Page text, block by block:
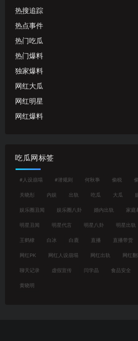
热搜追踪
热点事件
热门吃瓜
热门爆料
独家爆料
网红大瓜
网红明星
网红爆料
吃瓜网标签
#人设崩塌 #潜规则 何秋亊 偷税
关晓彤 内娱 出轨 吃瓜 大瓜
娱乐圈丑闻 娱乐圈八卦 婚内出轨 家庭
明星丑闻 明星代言 明星八卦 明星出轨
王鹤棣 白冰 白鹿 直播 直播带货
网红PK 网红人设崩塌 网红出轨 网红
聊天记录 虚假宣传 闫学晶 食品安全
黄晓明